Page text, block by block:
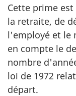
Cette prime
la retraite, de
l'employé et le
en compte le
nombre
loi de 1972
départ.